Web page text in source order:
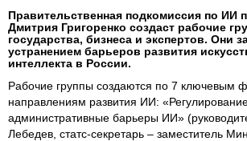
Правительственная подкомиссия по ИИ
Дмитрия Григоренко создаст рабочие
государства, бизнеса и экспертов. Они
устранением барьеров развития
интеллекта в России.
Рабочие группы создаются по 7 ключевым
направлениям развития ИИ:
административные барьеры ИИ»
Лебедев, статс-секретарь – заместитель